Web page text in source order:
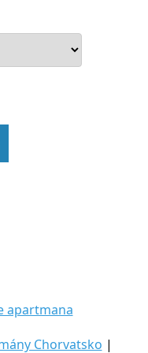
apartmana
Chorvatsko |